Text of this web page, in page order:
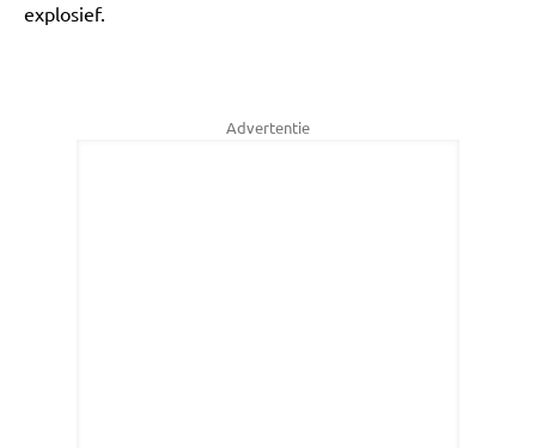
explosief.
Advertentie